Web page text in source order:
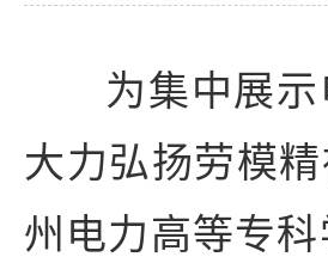
为集中展
大力弘扬劳模
州电力高等专